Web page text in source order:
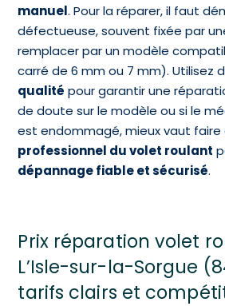
manuel. Pour la réparer, il faut
défectueuse, souvent fixée par
remplacer par un modèle
carré de 6 mm ou 7 mm). Utilisez
qualité pour garantir une
de doute sur le modèle ou si le
est endommagé, mieux vaut faire
professionnel du volet roulant
dépannage fiable et sécurisé.
Prix réparation volet
L’Isle-sur-la-Sorgue
tarifs clairs et